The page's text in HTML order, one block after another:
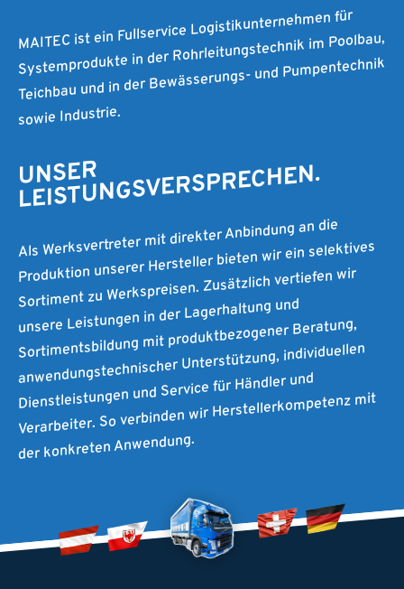
MAITEC ist ein Fullservice Logistikunternehmen für
Systemprodukte in der Rohrleitungstechnik im Poolbau,
Teichbau und in der Bewässerungs- und Pumpentechnik
sowie Industrie.
UNSER
LEISTUNGSVERSPRECHEN.
Als Werksvertreter mit direkter Anbindung an die
Produktion unserer Hersteller bieten wir ein selektives
Sortiment zu Werkspreisen. Zusätzlich vertiefen wir
unsere Leistungen in der Lagerhaltung und
Sortimentsbildung mit produktbezogener Beratung,
anwendungstechnischer Unterstützung, individuellen
Dienstleistungen und Service für Händler und
Verarbeiter. So verbinden wir Herstellerkompetenz mit
der konkreten Anwendung.